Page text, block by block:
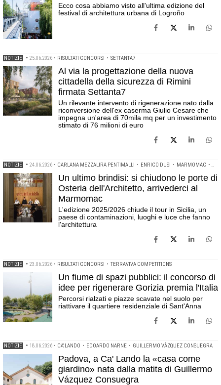
Ecco cosa abbiamo visto all'ultima edizione del
festival di architettura urbana di Logroño
NOTIZIE • 25.06.2026 • RISULTATI CONCORSI • SETTANTA7
Al via la progettazione della nuova
cittadella della sicurezza di Rimini
firmata Settanta7
Un rilevante intervento di rigenerazione nato dalla
riconversione dell'ex caserma Giulio Cesare che
impegna un'area di 70mila mq per un investimento
stimato di 76 milioni di euro
NOTIZIE • 24.06.2026 • CARLANA MEZZALIRA PENTIMALLI • ENRICO DUSI • MARMOMAC •
Un ultimo brindisi: si chiudono le porte di
Osteria dell'Architetto, arrivederci al
Marmomac
L'edizione 2025/2026 chiude il tour in Sicilia, un
paese di contaminazioni, luoghi e luce che fanno
l'architettura
NOTIZIE • 23.06.2026 • RISULTATI CONCORSI • TERRAVIVA COMPETITIONS
Un fiume di spazi pubblici: il concorso di
idee per rigenerare Gorizia premia l'Italia
Percorsi rialzati e piazze scavate nel suolo per
riattivare il quartiere residenziale di Sant'Anna
NOTIZIE • 18.06.2026 • CA' LANDO • EDOARDO NARNE • GUILLERMO VÀZQUEZ CONSUEGRA
Padova, a Ca' Lando la «casa come
giardino» nata dalla matita di Guillermo
Vázquez Consuegra